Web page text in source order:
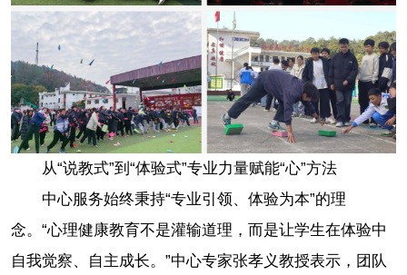
从“说教式”到“体验式”专业力量赋能“心”方法
中心服务始终秉持“专业引领、体验为本”的理
念。“心理健康教育不是灌输道理，而是让学生在体验中
自我觉察、自主成长。”中心专家张孝义教授表示，团队